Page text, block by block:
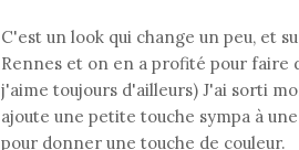
C'est un look qui change un peu, et
Rennes et on en a profité pour faire
j'aime toujours d'ailleurs) J'ai sorti
ajoute une petite touche sympa à
pour donner une touche de couleur.